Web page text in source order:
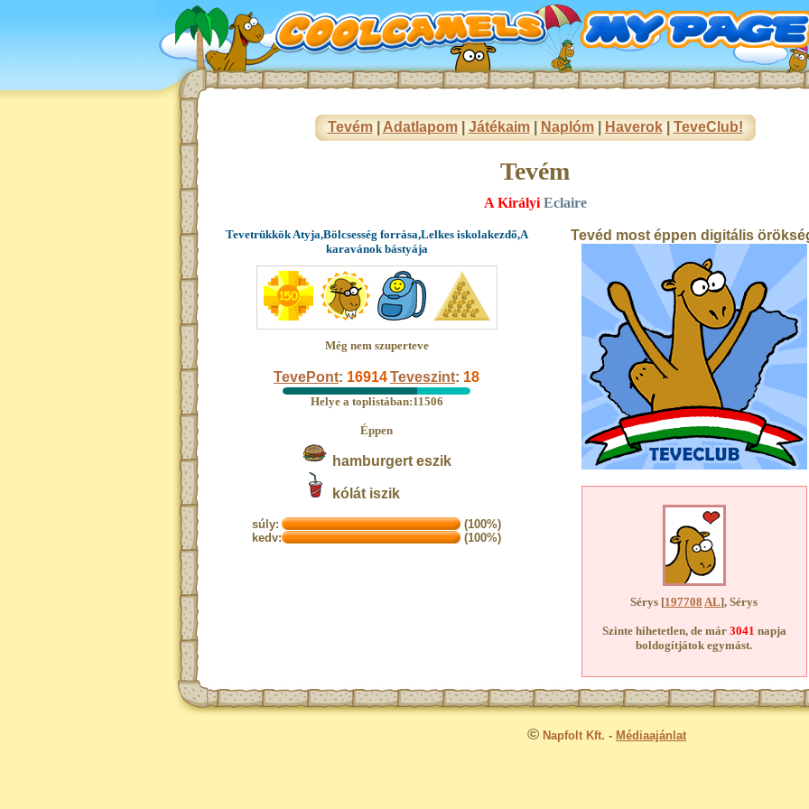
Tevém| Adatlapom| Játékaim| Naplóm| Haverok| TeveClub!
Tevém
A KirályiEclaire
Tevetrükkök Atyja,Bölcsesség forrása,Lelkes iskolakezdő,A
karavánok bástyája
Még nem szuperteve
TevePont: 16914Teveszint: 18
Helye a toplistában:11506
Éppen
hamburgert eszik
kólát iszik
súly:
(100%)
kedv:
(100%)
Tevéd most éppen digitális
Sérys [197708 AL], Sérys
Szinte hihetetlen, de már 3041 napja
boldogítjátok egymást.
© Napfolt Kft. - Médiaajánlat